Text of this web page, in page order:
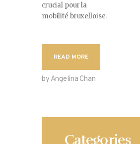
crucial pour la
mobilité bruxelloise.
READ MORE
by Angelina Chan
Categories